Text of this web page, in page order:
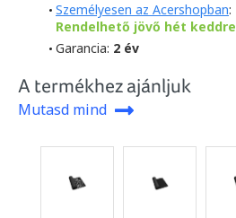
Személyesen az Acershopban:
Rendelhető jövő hét keddre
Garancia: 2 év
A termékhez ajánljuk
Mutasd mind